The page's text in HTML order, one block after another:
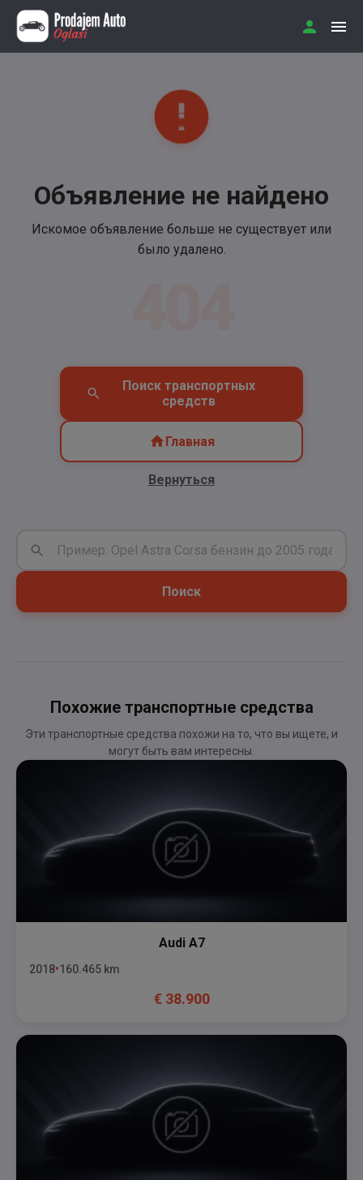
Объявление не найдено
Искомое объявление больше не существует или
было удалено.
Поиск транспортных
средств
Главная
Вернуться
Поиск
Похожие транспортные средства
Эти транспортные средства похожи на то, что вы ищете, и
могут быть вам интересны.
Audi A7
2018 160.465 km
€ 38.900